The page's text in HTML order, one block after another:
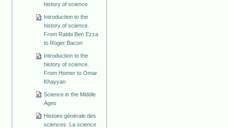
history of science
Introduction to the
history of science.
From Rabbi Ben Ezza
to Roger Bacon
Introduction to the
history of science.
From Homer to Omar
Khayyan
Science in the Middle
Ages
Histoire générale des
sciences. La science